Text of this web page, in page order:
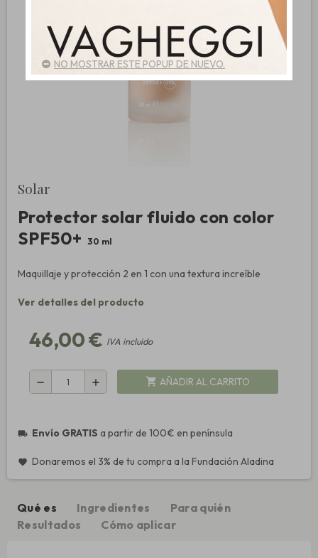
Solar
Protector solar fluido con color
SPF50+ 30 ml
Maquillaje y protección 2 en 1 con una textura increíble
Ver detalles del producto
46,00 € IVA incluido
remove add shopping_cart AÑADIR AL CARRITO
local_shipping Envío GRATIS a partir de 100€ en península
favorite Donaremos el 3% de tu compra a la Fundación Aladina
Qué es Ingredientes
Para quién
Resultados
Cómo aplicar
NO MOSTRAR ESTE POPUP DE NUEVO.